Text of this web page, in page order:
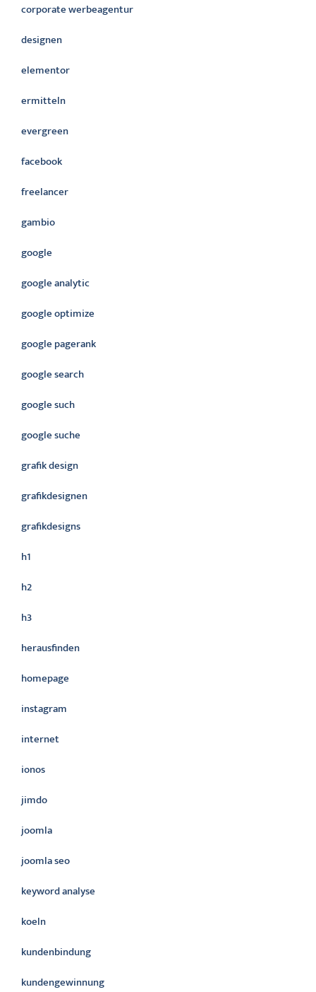
corporate werbeagentur
designen
elementor
ermitteln
evergreen
facebook
freelancer
gambio
google
google analytic
google optimize
google pagerank
google search
google such
google suche
grafik design
grafikdesignen
grafikdesigns
h1
h2
h3
herausfinden
homepage
instagram
internet
ionos
jimdo
joomla
joomla seo
keyword analyse
koeln
kundenbindung
kundengewinnung